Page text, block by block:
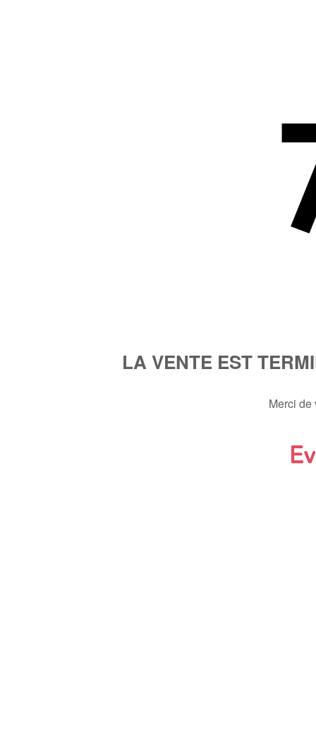
LA VENTE EST
Merci de